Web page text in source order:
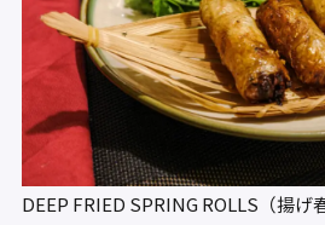
DEEP FRIED SPRING ROLLS（揚げ